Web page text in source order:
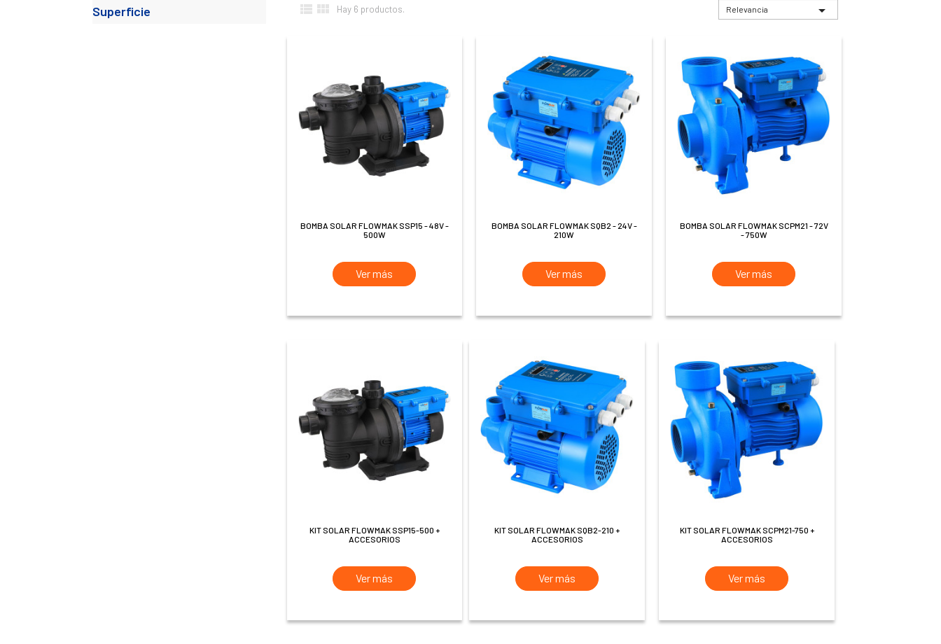
Superficie   Hay 6 productos. Relevancia 
BOMBA SOLAR FLOWMAK SSP15 - 48V -
500W
Ver más
BOMBA SOLAR FLOWMAK SQB2 - 24V -
210W
Ver más
BOMBA SOLAR FLOWMAK SCPM21 - 72V
- 750W
Ver más
KIT SOLAR FLOWMAK SSP15-500 +
ACCESORIOS
Ver más
KIT SOLAR FLOWMAK SQB2-210 +
ACCESORIOS
Ver más
KIT SOLAR FLOWMAK SCPM21-750 +
ACCESORIOS
Ver más